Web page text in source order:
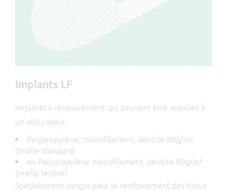
Implants LF
Implants à recouvrement qui peuvent être associés à
un obturateur.
Polypropylène, monofilament, densité 90g/m²
(maille standard)
ou Polypropylène monofilament, densité 60g/m²
(maille légère)
Spécialement conçus pour le renforcement des tissus